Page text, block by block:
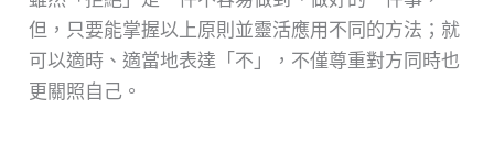
但，只要能掌握以上原則並靈活應用不同的方法；就
可以適時、適當地表達「不」，不僅尊重對方同時也
更關照自己。